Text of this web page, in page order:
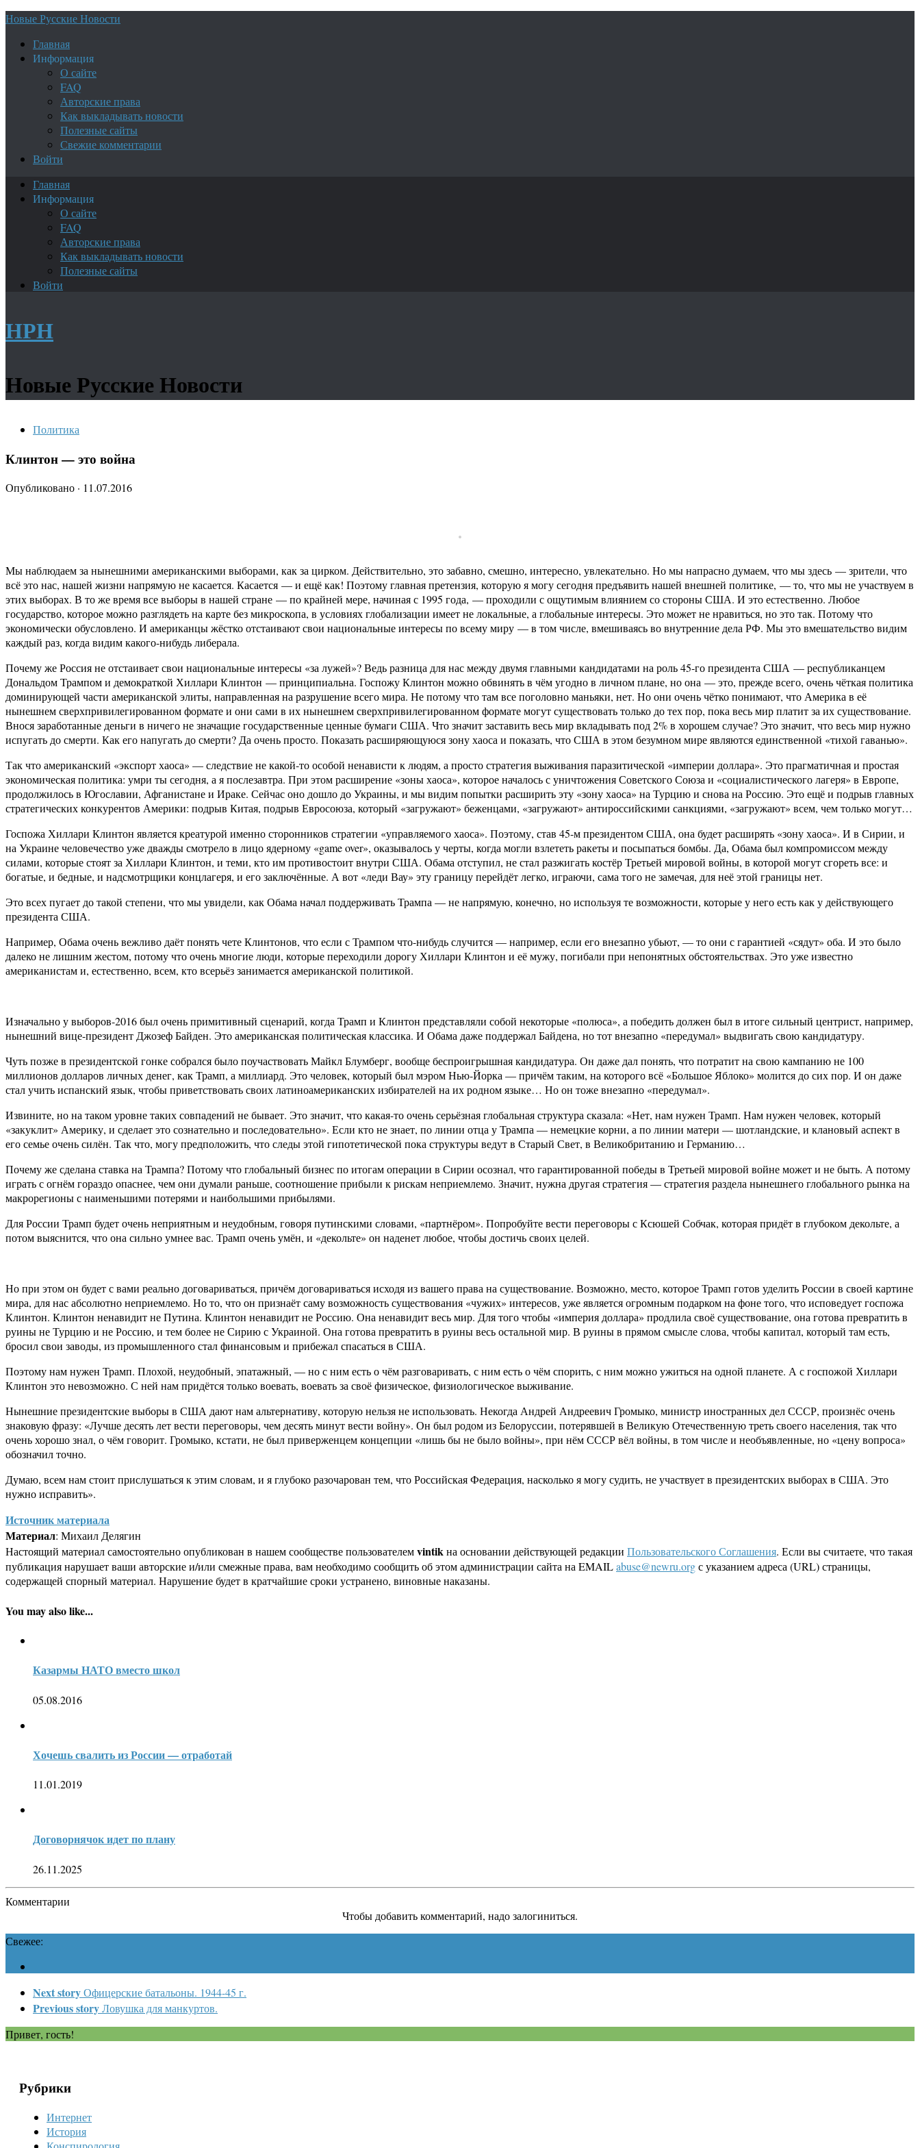
Новые Русские Новости
Главная
Информация
О сайте
FAQ
Авторские права
Как выкладывать новости
Полезные сайты
Свежие комментарии
Войти
Главная
Информация
О сайте
FAQ
Авторские права
Как выкладывать новости
Полезные сайты
Войти
НРН
Новые Русские Новости
Политика
Клинтон — это война
Опубликовано · 11.07.2016
Мы наблюдаем за нынешними американскими выборами, как за цирком. Действительно, это забавно, смешно, интересно, увлекательно. Но мы напрасно думаем, что мы здесь — зрители, что
всё это нас, нашей жизни напрямую не касается. Касается — и ещё как! Поэтому главная претензия, которую я могу сегодня предъявить нашей внешней политике, — то, что мы не участвуем в
этих выборах. В то же время все выборы в нашей стране — по крайней мере, начиная с 1995 года, — проходили с ощутимым влиянием со стороны США. И это естественно. Любое
государство, которое можно разглядеть на карте без микроскопа, в условиях глобализации имеет не локальные, а глобальные интересы. Это может не нравиться, но это так. Потому что
экономически обусловлено. И американцы жёстко отстаивают свои национальные интересы по всему миру — в том числе, вмешиваясь во внутренние дела РФ. Мы это вмешательство видим
каждый раз, когда видим какого-нибудь либерала.
Почему же Россия не отстаивает свои национальные интересы «за лужей»? Ведь разница для нас между двумя главными кандидатами на роль 45-го президента США — республиканцем
Дональдом Трампом и демократкой Хиллари Клинтон — принципиальна. Госпожу Клинтон можно обвинять в чём угодно в личном плане, но она — это, прежде всего, очень чёткая политика
доминирующей части американской элиты, направленная на разрушение всего мира. Не потому что там все поголовно маньяки, нет. Но они очень чётко понимают, что Америка в её
нынешнем сверхпривилегированном формате и они сами в их нынешнем сверхпривилегированном формате могут существовать только до тех пор, пока весь мир платит за их существование.
Внося заработанные деньги в ничего не значащие государственные ценные бумаги США. Что значит заставить весь мир вкладывать под 2% в хорошем случае? Это значит, что весь мир нужно
испугать до смерти. Как его напугать до смерти? Да очень просто. Показать расширяющуюся зону хаоса и показать, что США в этом безумном мире являются единственной «тихой гаванью».
Так что американский «экспорт хаоса» — следствие не какой-то особой ненависти к людям, а просто стратегия выживания паразитической «империи доллара». Это прагматичная и простая
экономическая политика: умри ты сегодня, а я послезавтра. При этом расширение «зоны хаоса», которое началось с уничтожения Советского Союза и «социалистического лагеря» в Европе,
продолжилось в Югославии, Афганистане и Ираке. Сейчас оно дошло до Украины, и мы видим попытки расширить эту «зону хаоса» на Турцию и снова на Россию. Это ещё и подрыв главных
стратегических конкурентов Америки: подрыв Китая, подрыв Евросоюза, который «загружают» беженцами, «загружают» антироссийскими санкциями, «загружают» всем, чем только могут…
Госпожа Хиллари Клинтон является креатурой именно сторонников стратегии «управляемого хаоса». Поэтому, став 45-м президентом США, она будет расширять «зону хаоса». И в Сирии, и
на Украине человечество уже дважды смотрело в лицо ядерному «game over», оказывалось у черты, когда могли взлететь ракеты и посыпаться бомбы. Да, Обама был компромиссом между
силами, которые стоят за Хиллари Клинтон, и теми, кто им противостоит внутри США. Обама отступил, не стал разжигать костёр Третьей мировой войны, в которой могут сгореть все: и
богатые, и бедные, и надсмотрщики концлагеря, и его заключённые. А вот «леди Вау» эту границу перейдёт легко, играючи, сама того не замечая, для неё этой границы нет.
Это всех пугает до такой степени, что мы увидели, как Обама начал поддерживать Трампа — не напрямую, конечно, но используя те возможности, которые у него есть как у действующего
президента США.
Например, Обама очень вежливо даёт понять чете Клинтонов, что если с Трампом что-нибудь случится — например, если его внезапно убьют, — то они с гарантией «сядут» оба. И это было
далеко не лишним жестом, потому что очень многие люди, которые переходили дорогу Хиллари Клинтон и её мужу, погибали при непонятных обстоятельствах. Это уже известно
американистам и, естественно, всем, кто всерьёз занимается американской политикой.
Изначально у выборов-2016 был очень примитивный сценарий, когда Трамп и Клинтон представляли собой некоторые «полюса», а победить должен был в итоге сильный центрист, например,
нынешний вице-президент Джозеф Байден. Это американская политическая классика. И Обама даже поддержал Байдена, но тот внезапно «передумал» выдвигать свою кандидатуру.
Чуть позже в президентской гонке собрался было поучаствовать Майкл Блумберг, вообще беспроигрышная кандидатура. Он даже дал понять, что потратит на свою кампанию не 100
миллионов долларов личных денег, как Трамп, а миллиард. Это человек, который был мэром Нью-Йорка — причём таким, на которого всё «Большое Яблоко» молится до сих пор. И он даже
стал учить испанский язык, чтобы приветствовать своих латиноамериканских избирателей на их родном языке… Но он тоже внезапно «передумал».
Извините, но на таком уровне таких совпадений не бывает. Это значит, что какая-то очень серьёзная глобальная структура сказала: «Нет, нам нужен Трамп. Нам нужен человек, который
«закуклит» Америку, и сделает это сознательно и последовательно». Если кто не знает, по линии отца у Трампа — немецкие корни, а по линии матери — шотландские, и клановый аспект в
его семье очень силён. Так что, могу предположить, что следы этой гипотетической пока структуры ведут в Старый Свет, в Великобританию и Германию…
Почему же сделана ставка на Трампа? Потому что глобальный бизнес по итогам операции в Сирии осознал, что гарантированной победы в Третьей мировой войне может и не быть. А потому
играть с огнём гораздо опаснее, чем они думали раньше, соотношение прибыли к рискам неприемлемо. Значит, нужна другая стратегия — стратегия раздела нынешнего глобального рынка на
макрорегионы с наименьшими потерями и наибольшими прибылями.
Для России Трамп будет очень неприятным и неудобным, говоря путинскими словами, «партнёром». Попробуйте вести переговоры с Ксюшей Собчак, которая придёт в глубоком декольте, а
потом выяснится, что она сильно умнее вас. Трамп очень умён, и «декольте» он наденет любое, чтобы достичь своих целей.
Но при этом он будет с вами реально договариваться, причём договариваться исходя из вашего права на существование. Возможно, место, которое Трамп готов уделить России в своей картине
мира, для нас абсолютно неприемлемо. Но то, что он признаёт саму возможность существования «чужих» интересов, уже является огромным подарком на фоне того, что исповедует госпожа
Клинтон. Клинтон ненавидит не Путина. Клинтон ненавидит не Россию. Она ненавидит весь мир. Для того чтобы «империя доллара» продлила своё существование, она готова превратить в
руины не Турцию и не Россию, и тем более не Сирию с Украиной. Она готова превратить в руины весь остальной мир. В руины в прямом смысле слова, чтобы капитал, который там есть,
бросил свои заводы, из промышленного стал финансовым и прибежал спасаться в США.
Поэтому нам нужен Трамп. Плохой, неудобный, эпатажный, — но с ним есть о чём разговаривать, с ним есть о чём спорить, с ним можно ужиться на одной планете. А с госпожой Хиллари
Клинтон это невозможно. С ней нам придётся только воевать, воевать за своё физическое, физиологическое выживание.
Нынешние президентские выборы в США дают нам альтернативу, которую нельзя не использовать. Некогда Андрей Андреевич Громыко, министр иностранных дел СССР, произнёс очень
знаковую фразу: «Лучше десять лет вести переговоры, чем десять минут вести войну». Он был родом из Белоруссии, потерявшей в Великую Отечественную треть своего населения, так что
очень хорошо знал, о чём говорит. Громыко, кстати, не был приверженцем концепции «лишь бы не было войны», при нём СССР вёл войны, в том числе и необъявленные, но «цену вопроса»
обозначил точно.
Думаю, всем нам стоит прислушаться к этим словам, и я глубоко разочарован тем, что Российская Федерация, насколько я могу судить, не участвует в президентских выборах в США. Это
нужно исправить».
Источник материала
Материал: Михаил Делягин
Настоящий материал самостоятельно опубликован в нашем сообществе пользователемvintikна основании действующей редакции Пользовательского Соглашения. Если вы считаете, что такая
публикация нарушает ваши авторские и/или смежные права, вам необходимо сообщить об этом администрации сайта на EMAILabuse@newru.orgс указанием адреса (URL) страницы,
содержащей спорный материал. Нарушение будет в кратчайшие сроки устранено, виновные наказаны.
You may also like...
Казармы НАТО вместо школ
05.08.2016
Хочешь свалить из России — отработай
11.01.2019
Договорнячок идет по плану
26.11.2025
Комментарии
Чтобы добавить комментарий, надо залогиниться.
Свежее:
Next storyОфицерские батальоны. 1944-45 г.
Previous storyЛовушка для манкуртов.
Привет, гость!
Рубрики
Интернет
История